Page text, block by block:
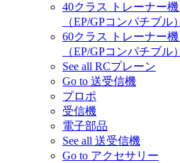
40クラス トレーナー
（EP/GPコンパチブル）
60クラス トレーナー
（EP/GPコンパチブル）
See all RCプレーン
Go to 送受信機
プロポ
受信機
電子部品
See all 送受信機
Go to アクセサリー